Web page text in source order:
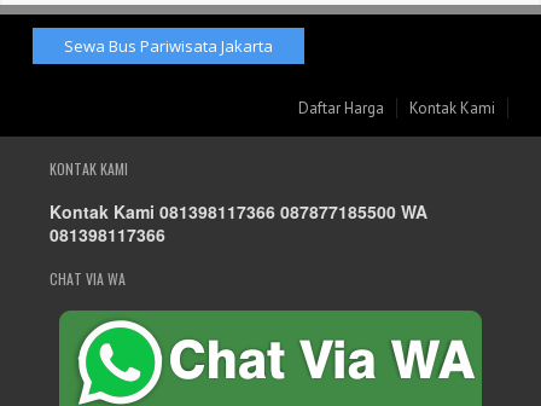
Sewa Bus Pariwisata Jakarta
Daftar Harga Kontak Kami
KONTAK KAMI
Kontak Kami 081398117366 087877185500 WA
081398117366
CHAT VIA WA